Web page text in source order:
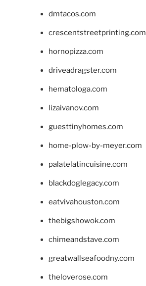
dmtacos.com
crescentstreetprinting.com
hornopizza.com
driveadragster.com
hematologa.com
lizaivanov.com
guesttinyhomes.com
home-plow-by-meyer.com
palatelatincuisine.com
blackdoglegacy.com
eatvivahouston.com
thebigshowok.com
chimeandstave.com
greatwallseafoodny.com
theloverose.com